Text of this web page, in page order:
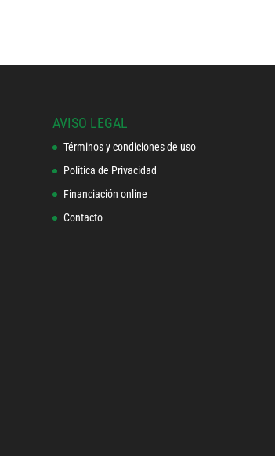
AVISO LEGAL
Términos y condiciones de uso
Política de Privacidad
Financiación online
Contacto